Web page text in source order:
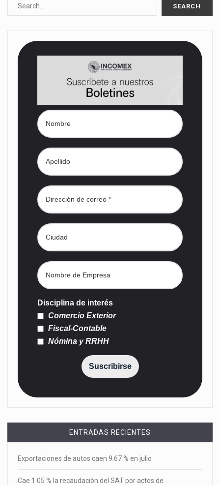
Disciplina de interés
Comercio Exterior
Fiscal-Contable
Nómina y RRHH
Suscribirse
ENTRADAS RECIENTES
Exportaciones de autos caen 9.67 % en julio
Cae 1.05 % la recaudación del SAT por actos de